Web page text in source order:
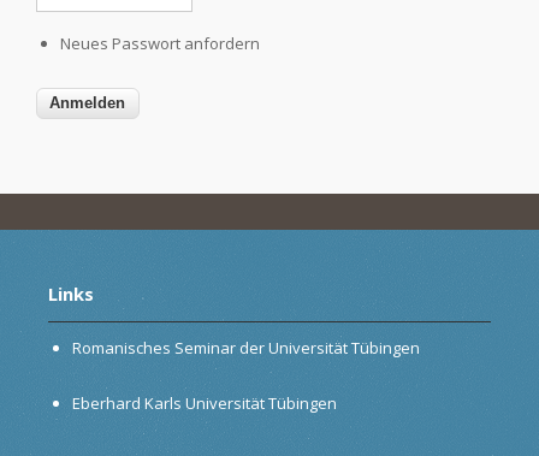
Neues Passwort anfordern
Links
Romanisches Seminar der Universität Tübingen
Eberhard Karls Universität Tübingen